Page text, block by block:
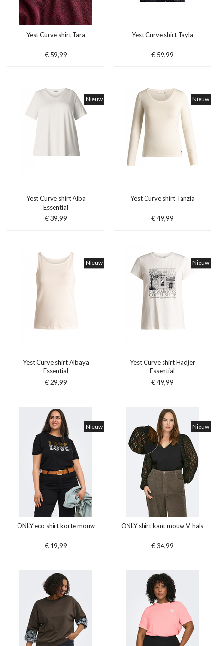
Yest Curve shirt Tara
€ 59,99
Yest Curve shirt Tayla
€ 59,99
Nieuw
Yest Curve shirt Alba
Essential
€ 39,99
Nieuw
Yest Curve shirt Tanzia
€ 49,99
Nieuw
Yest Curve shirt Albaya
Essential
€ 29,99
Nieuw
Yest Curve shirt Hadjer
Essential
€ 49,99
Nieuw
ONLY eco shirt korte mouw
€ 19,99
Nieuw
ONLY shirt kant mouw V-hals
€ 34,99